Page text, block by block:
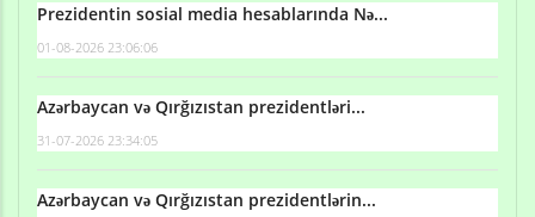
Prezidentin sosial media hesablarında Nə...
01-08-2026 23:06:06
Azərbaycan və Qırğızıstan prezidentləri...
31-07-2026 23:34:05
Azərbaycan və Qırğızıstan prezidentlərin...